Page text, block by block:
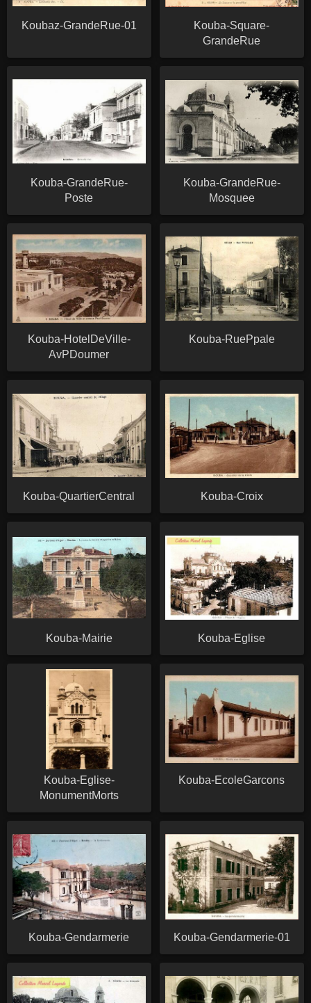
Koubaz-GrandeRue-01
Kouba-Square-
GrandeRue
Kouba-GrandeRue-
Poste
Kouba-GrandeRue-
Mosquee
Kouba-HotelDeVille-
AvPDoumer
Kouba-RuePpale
Kouba-QuartierCentral Kouba-Croix
Kouba-Mairie Kouba-Eglise
Kouba-Eglise-
MonumentMorts
Kouba-EcoleGarcons
Kouba-Gendarmerie Kouba-Gendarmerie-01